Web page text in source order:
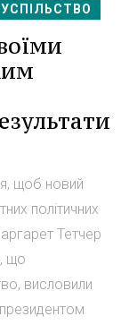
щоб новий
політичних
Тетчер
що
висловили